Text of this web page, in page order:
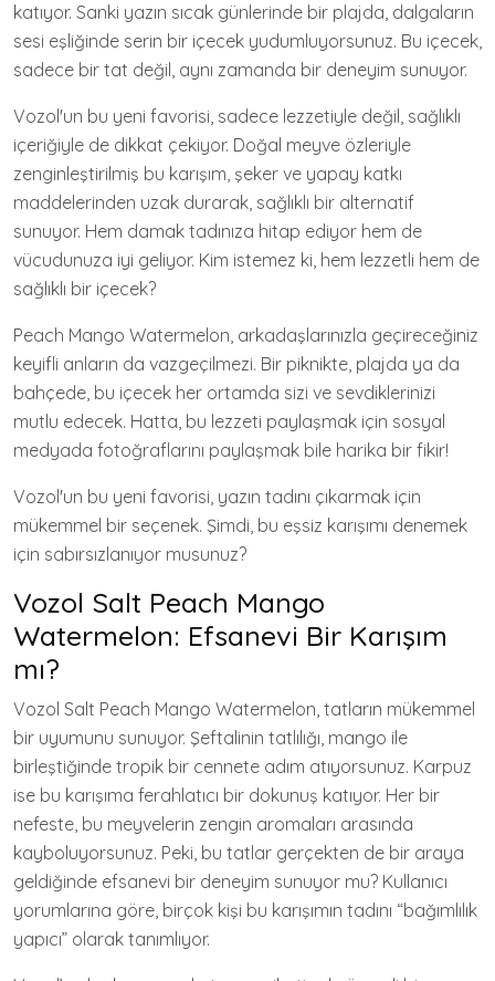
katıyor. Sanki yazın sıcak günlerinde bir plajda, dalgaların
sesi eşliğinde serin bir içecek yudumluyorsunuz. Bu içecek,
sadece bir tat değil, aynı zamanda bir deneyim sunuyor.
Vozol'un bu yeni favorisi, sadece lezzetiyle değil, sağlıklı
içeriğiyle de dikkat çekiyor. Doğal meyve özleriyle
zenginleştirilmiş bu karışım, şeker ve yapay katkı
maddelerinden uzak durarak, sağlıklı bir alternatif
sunuyor. Hem damak tadınıza hitap ediyor hem de
vücudunuza iyi geliyor. Kim istemez ki, hem lezzetli hem de
sağlıklı bir içecek?
Peach Mango Watermelon, arkadaşlarınızla geçireceğiniz
keyifli anların da vazgeçilmezi. Bir piknikte, plajda ya da
bahçede, bu içecek her ortamda sizi ve sevdiklerinizi
mutlu edecek. Hatta, bu lezzeti paylaşmak için sosyal
medyada fotoğraflarını paylaşmak bile harika bir fikir!
Vozol'un bu yeni favorisi, yazın tadını çıkarmak için
mükemmel bir seçenek. Şimdi, bu eşsiz karışımı denemek
için sabırsızlanıyor musunuz?
Vozol Salt Peach Mango
Watermelon: Efsanevi Bir Karışım
mı?
Vozol Salt Peach Mango Watermelon, tatların mükemmel
bir uyumunu sunuyor. Şeftalinin tatlılığı, mango ile
birleştiğinde tropik bir cennete adım atıyorsunuz. Karpuz
ise bu karışıma ferahlatıcı bir dokunuş katıyor. Her bir
nefeste, bu meyvelerin zengin aromaları arasında
kayboluyorsunuz. Peki, bu tatlar gerçekten de bir araya
geldiğinde efsanevi bir deneyim sunuyor mu? Kullanıcı
yorumlarına göre, birçok kişi bu karışımın tadını “bağımlılık
yapıcı” olarak tanımlıyor.